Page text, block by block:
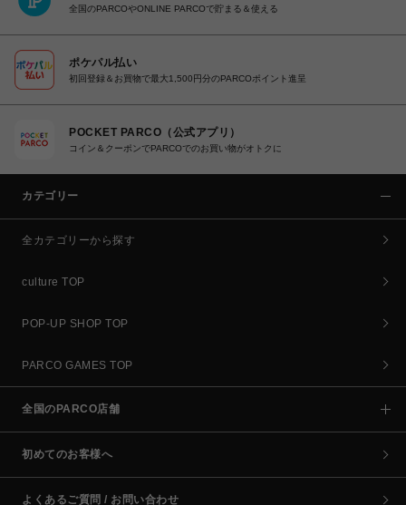
全国のPARCOやONLINE PARCOで貯まる＆使える
ポケパル払い
初回登録＆お買物で最大1,500円分のPARCOポイント進呈
POCKET PARCO（公式アプリ）
コイン＆クーポンでPARCOでのお買い物がオトクに
カテゴリー
全カテゴリーから探す
culture TOP
POP-UP SHOP TOP
PARCO GAMES TOP
全国のPARCO店舗
初めてのお客様へ
よくあるご質問 / お問い合わせ